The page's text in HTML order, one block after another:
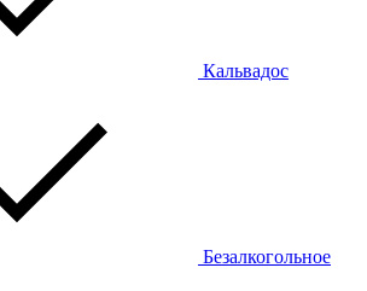
Кальвадос
Безалкогольное